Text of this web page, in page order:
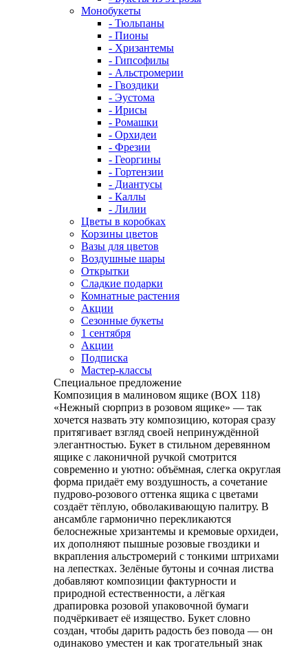
Монобукеты
- Тюльпаны
- Пионы
- Хризантемы
- Гипсофилы
- Альстромерии
- Гвоздики
- Эустома
- Ирисы
- Ромашки
- Орхидеи
- Фрезии
- Георгины
- Гортензии
- Диантусы
- Каллы
- Лилии
Цветы в коробках
Корзины цветов
Вазы для цветов
Воздушные шары
Открытки
Сладкие подарки
Комнатные растения
Акции
Сезонные букеты
1 сентября
Акции
Подписка
Мастер-классы
Специальное предложение
Композиция в малиновом ящике (ВОХ 118)
«Нежный сюрприз в розовом ящике» — так
хочется назвать эту композицию, которая сразу
притягивает взгляд своей непринуждённой
элегантностью. Букет в стильном деревянном
ящике с лаконичной ручкой смотрится
современно и уютно: объёмная, слегка округлая
форма придаёт ему воздушность, а сочетание
пудрово‑розового оттенка ящика с цветами
создаёт тёплую, обволакивающую палитру. В
ансамбле гармонично перекликаются
белоснежные хризантемы и кремовые орхидеи,
их дополняют пышные розовые гвоздики и
вкрапления альстромерий с тонкими штрихами
на лепестках. Зелёные бутоны и сочная листва
добавляют композиции фактурности и
природной естественности, а лёгкая
драпировка розовой упаковочной бумаги
подчёркивает её изящество. Букет словно
создан, чтобы дарить радость без повода — он
одинаково уместен и как трогательный знак